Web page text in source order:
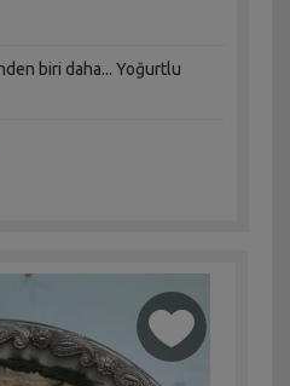
biri daha... Yoğurtlu